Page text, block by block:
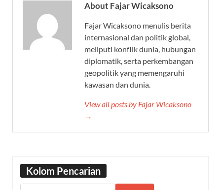
About Fajar Wicaksono
Fajar Wicaksono menulis berita
internasional dan politik global,
meliputi konflik dunia, hubungan
diplomatik, serta perkembangan
geopolitik yang memengaruhi
kawasan dan dunia.
View all posts by Fajar Wicaksono
→
Kolom Pencarian